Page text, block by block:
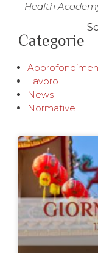
Health
Categorie
Lavoro
News
Normative